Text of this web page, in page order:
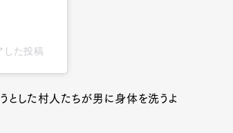
た投稿
とした村人たちが男に身体を洗うよ